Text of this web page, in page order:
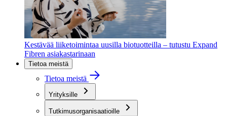
Kestävää liiketoimintaa uusilla biotuotteilla – tutustu Expand
Fibren asiakastarinaan
Tietoa meistä
Tietoa meistä
Yrityksille
Tutkimusorganisaatioille